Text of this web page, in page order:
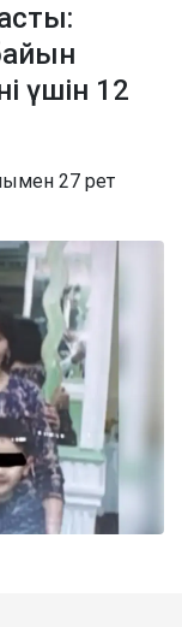
үшін 12
27 рет